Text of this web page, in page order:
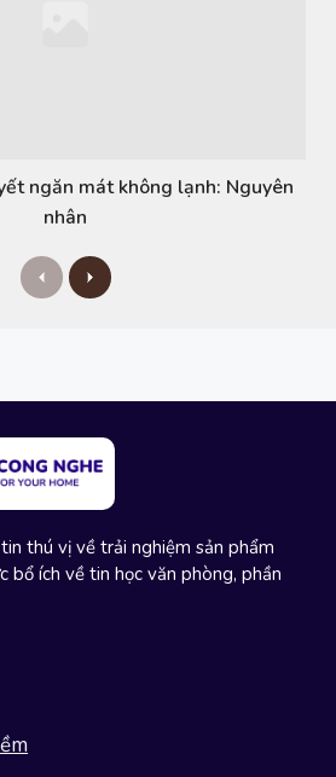
ngăn mát không lạnh: Nguyên
nhân
P
r
u
N
e
thú vị về trải nghiệm sản phẩm
bổ ích về tin học văn phòng, phần